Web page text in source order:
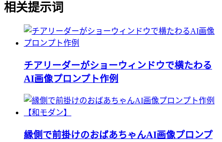
相关提示词
チアリーダーがショーウィンドウで横たわる
AI画像プロンプト作例
縁側で前掛けのおばあちゃんAI画像プロンプ